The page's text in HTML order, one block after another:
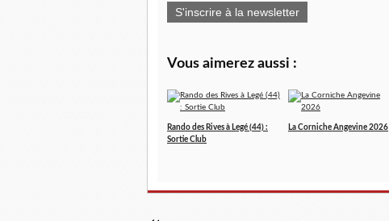
S'inscrire à la newsletter
Vous aimerez aussi :
Rando des Rives à Legé (44) :
Sortie Club
La Corniche Angevine 2026